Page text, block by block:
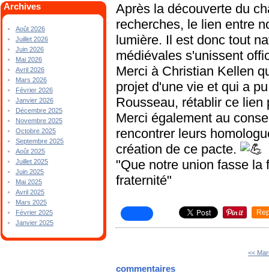
Archives
Août 2026
Juillet 2026
Juin 2026
Mai 2026
Avril 2026
Mars 2026
Février 2026
Janvier 2026
Décembre 2025
Novembre 2025
Octobre 2025
Septembre 2025
Août 2025
Juillet 2025
Juin 2025
Mai 2025
Avril 2025
Mars 2025
Février 2025
Janvier 2025
Après la découverte du
recherches, le lien entre
lumière. Il est donc tout
médiévales s'unissent
Merci à Christian Kellen
projet d'une vie et qui a
Rousseau, rétablir ce lien
Merci également au
rencontrer leurs
création de ce pacte.
"Que notre union fasse la
fraternité"
<<
commentaires